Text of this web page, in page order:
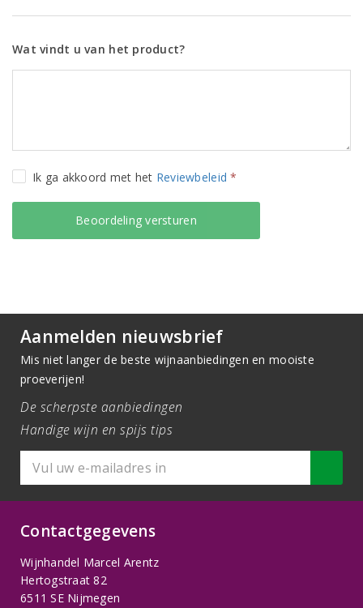
Wat vindt u van het product?
Ik ga akkoord met het Reviewbeleid *
Aanmelden nieuwsbrief
Mis niet langer de beste wijnaanbiedingen en mooiste
proeverijen!
De scherpste aanbiedingen
Handige wijn en spijs tips
Contactgegevens
Wijnhandel Marcel Arentz
Hertogstraat 82
6511 SE Nijmegen